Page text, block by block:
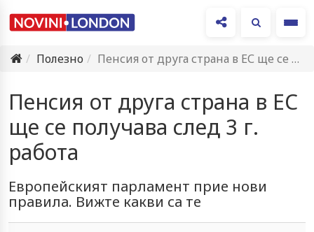
Полезно
Пенсия от друга страна в ЕС ще се получава след…
Пенсия от друга страна в ЕС
ще се получава след 3 г.
работа
Европейският парламент прие нови
правила. Вижте какви са те